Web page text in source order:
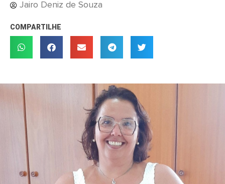
Jairo Deniz de Souza
COMPARTILHE